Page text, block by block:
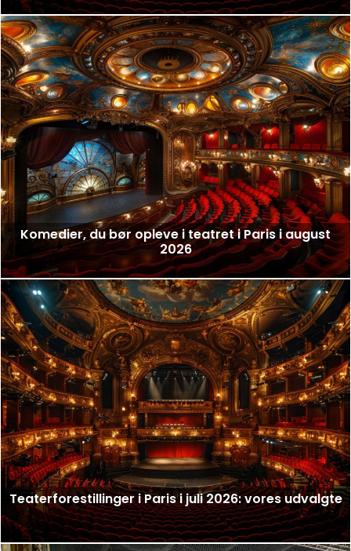
Komedier, du bør opleve i teatret i Paris i august
2026
Teaterforestillinger i Paris i juli 2026: vores udvalgte